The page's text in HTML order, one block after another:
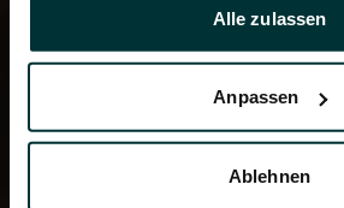
Datenschutzerklärung - Impressum
Alle zulassen
Anpassen
Ablehnen